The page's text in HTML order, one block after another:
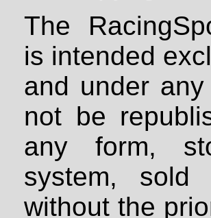
The
is intended
and under
not be
any form,
system, sold
without the